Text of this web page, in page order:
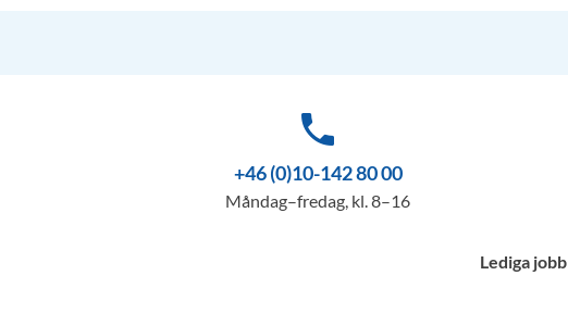
phone
+46 (0)10-142 80 00
Måndag–fredag, kl. 8–16
Lediga jobb